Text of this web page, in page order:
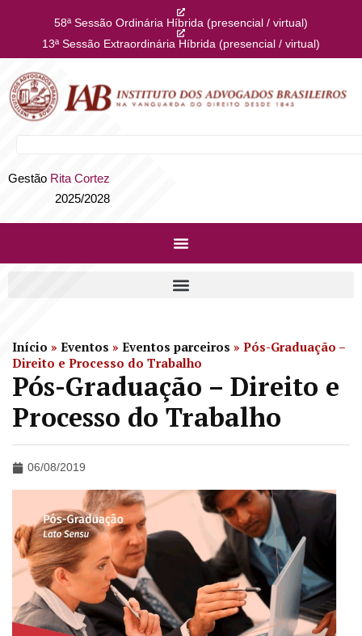
58ª Sessão Ordinária Híbrida (presencial / virtual)
13ª Sessão Extraordinária Híbrida (presencial / virtual)
Gestão Rita Cortez
2025/2028
Início » Eventos » Eventos parceiros » Pós-Graduação –
Direito e Processo do Trabalho
Pós-Graduação – Direito e
Processo do Trabalho
06/08/2019